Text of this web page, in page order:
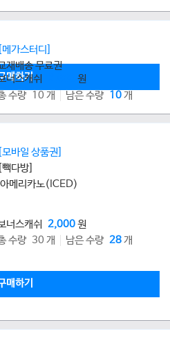
[메가스터디]
재배송 무료권
너스캐쉬
원
수량 10 개
남은 수량 10개
매하기
[모바일 상품권]
[빽다방]
아메리카노(ICED)
너스캐쉬 2,000원
수량 30 개
남은 수량 28개
매하기